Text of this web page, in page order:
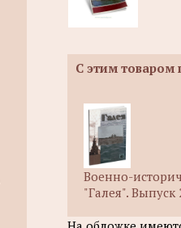
С этим товаром
Военно-
"Галея". Выпуск